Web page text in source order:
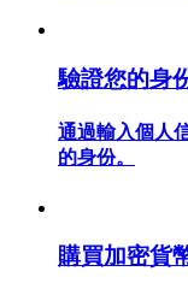
合約指南
合約功能使用
驗證您的身
通過輸入個人
的身份。
購買加密貨